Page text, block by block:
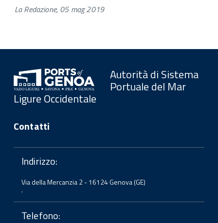
La Redazione, 05 mag 2019
Autorità di Sistema
Portuale del Mar
Ligure Occidentale
Contatti
Indirizzo:
Via della Mercanzia 2 - 16124 Genova (GE)
.
Telefono: